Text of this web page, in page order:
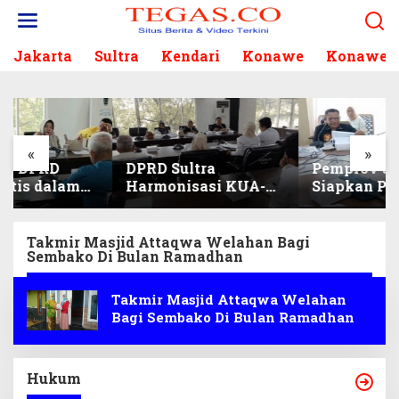
Jakarta Sultra Kendari Konawe Konawe
« »
DPRD Sultra
Harmonisasi KUA-
PPAS 2027, Prioritas
Kebudayaan, dan
Pelunasan Utang
Infrastruktur
Pemprov Sultra
Siapkan Penerimaan
CPNS dan PPPK 2027,
Formasi Disabilitas
Takmir Masjid Attaqwa Welahan Bagi
Sembako Di Bulan Ramadhan
Takmir Masjid Attaqwa Welahan
Bagi Sembako Di Bulan Ramadhan
Hukum